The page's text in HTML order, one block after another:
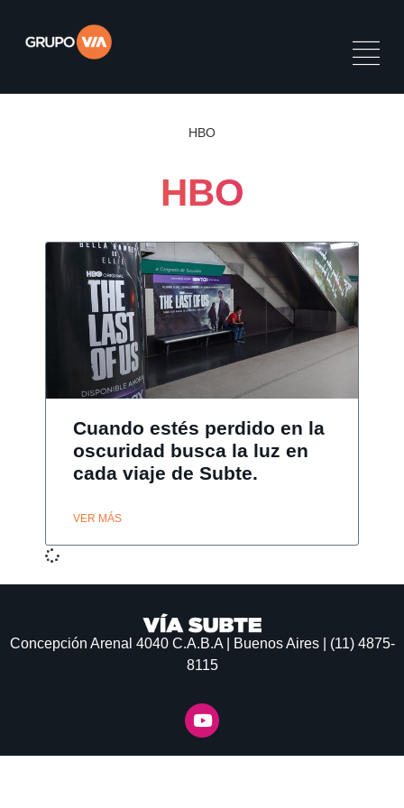
HBO
HBO
Cuando estés perdido en la
oscuridad busca la luz en
cada viaje de Subte.
VER MÁS
Concepción Arenal 4040C.A.B.A | Buenos Aires | (11) 4875-
8115